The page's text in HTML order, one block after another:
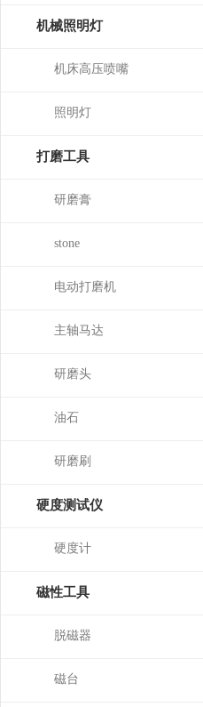
机械照明灯
机床高压喷嘴
照明灯
打磨工具
研磨膏
stone
电动打磨机
主轴马达
研磨头
油石
研磨刷
硬度测试仪
硬度计
磁性工具
脱磁器
磁台